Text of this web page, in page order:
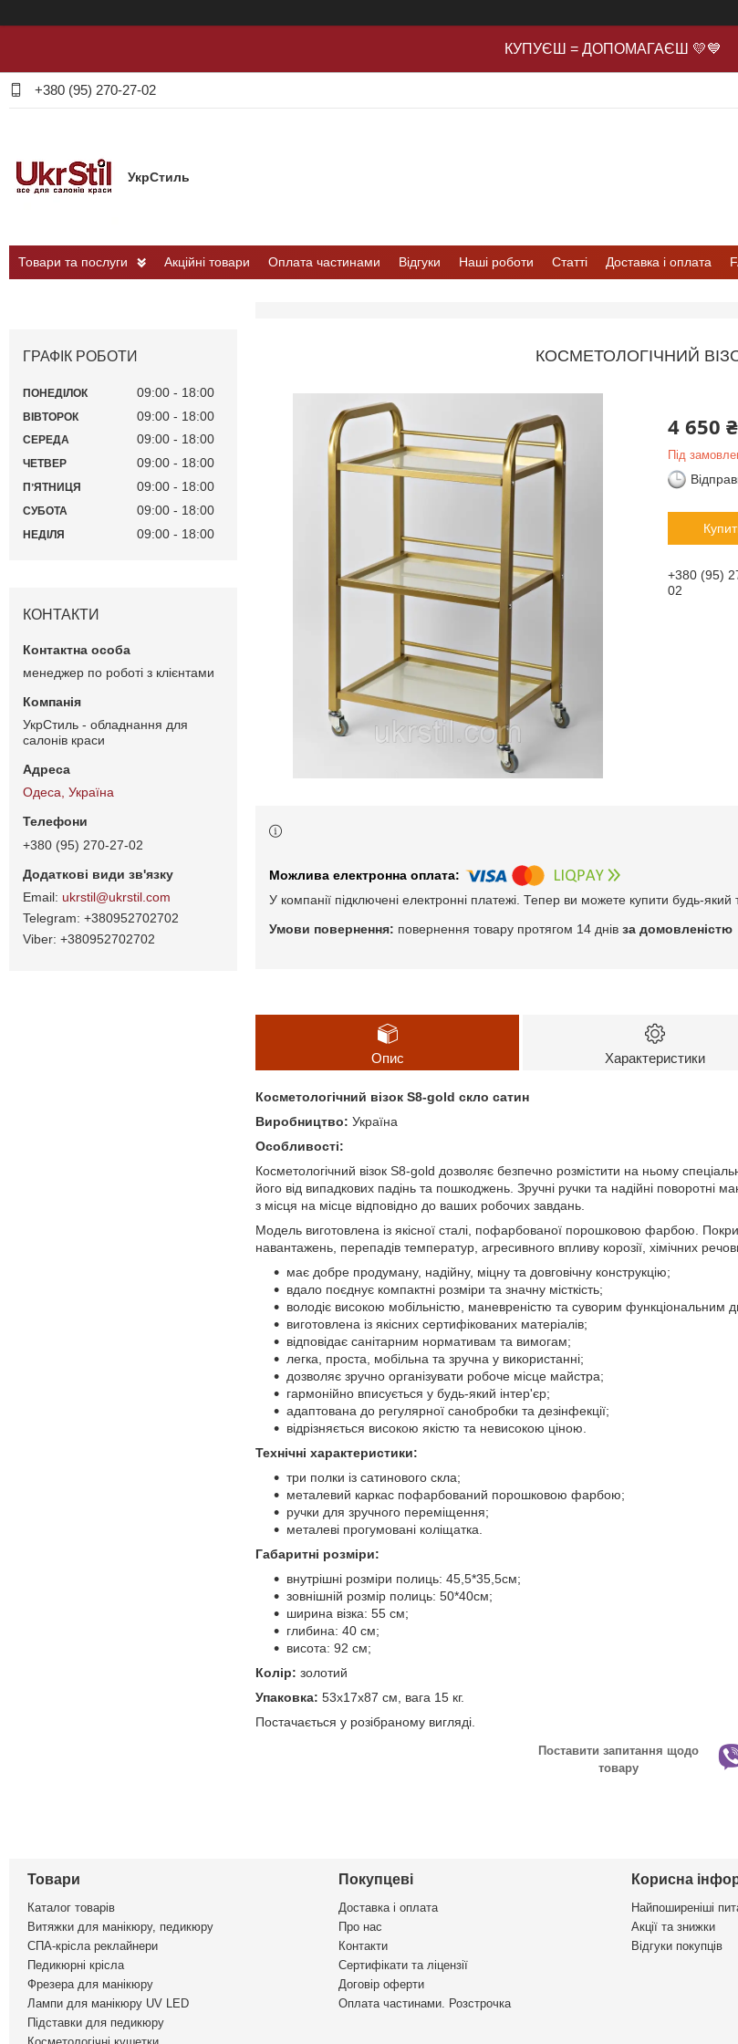
КУПУЄШ = ДОПОМАГАЄШ 💛💙
+380 (95) 270-27-02
УкрСтиль
Товари та послуги Акційні товари Оплата частинами Відгуки Наші роботи Статті Доставка і оплата
КОСМЕТОЛОГІЧНИЙ
4 650 ₴
Під
+380 (95)
02
У компанії підключені електронні платежі. Тепер ви можете купити будь-
повернення товару протягом 14 днів за домовленістю
Опис Характеристики
Косметологічний візок S8-gold скло сатин
Виробництво: Україна
Особливості:
Косметологічний візок S8-gold дозволяє безпечно розмістити на ньому
його від випадкових падінь та пошкоджень. Зручні ручки та надійні поворотні
з місця на місце відповідно до ваших робочих завдань.
Модель виготовлена із якісної сталі, пофарбованої порошковою фарбою.
навантажень, перепадів температур, агресивного впливу корозії, хімічних
має добре продуману, надійну, міцну та довговічну конструкцію;
вдало поєднує компактні розміри та значну місткість;
володіє високою мобільністю, маневреністю та суворим функціональним
виготовлена із якісних сертифікованих матеріалів;
відповідає санітарним нормативам та вимогам;
легка, проста, мобільна та зручна у використанні;
дозволяє зручно організувати робоче місце майстра;
гармонійно вписується у будь-який інтер'єр;
адаптована до регулярної санобробки та дезінфекції;
відрізняється високою якістю та невисокою ціною.
Технічні характеристики:
три полки із сатинового скла;
металевий каркас пофарбований порошковою фарбою;
ручки для зручного переміщення;
металеві прогумовані коліщатка.
Габаритні розміри:
внутрішні розміри полиць: 45,5*35,5см;
зовнішній розмір полиць: 50*40см;
ширина візка: 55 см;
глибина: 40 см;
висота: 92 см;
Колір: золотий
Упаковка: 53х17х87 см, вага 15 кг.
Постачається у розібраному вигляді.
Поставити запитання щодо
товару
ГРАФІК РОБОТИ
ПОНЕДІЛОК 09:00 18:00
ВІВТОРОК 09:00 18:00
СЕРЕДА 09:00 18:00
ЧЕТВЕР 09:00 18:00
ПʼЯТНИЦЯ 09:00 18:00
СУБОТА 09:00 18:00
НЕДІЛЯ 09:00 18:00
КОНТАКТИ
менеджер по роботі з клієнтами
УкрСтиль - обладнання для
салонів краси
Одеса, Україна
+380 (95) 270-27-02
ukrstil@ukrstil.com
+380952702702
+380952702702
Товари
Каталог товарів
Витяжки для манікюру, педикюру
СПА-крісла реклайнери
Педикюрні крісла
Фрезера для манікюру
Лампи для манікюру UV LED
Підставки для педикюру
Покупцеві
Доставка і оплата
Про нас
Контакти
Сертифікати та ліцензії
Договір оферти
Оплата частинами. Розстрочка
Корисна
Найпоширеніші
Акції та знижки
Відгуки покупців